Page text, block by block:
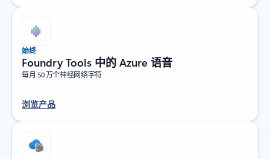
始终
Foundry Tools 中的 Azure 语音
每月 50 万个神经网络字符
浏览产品